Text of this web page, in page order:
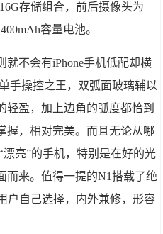
存储组合，前后摄像头为
容量电池。
就不会有iPhone手机低配却横
手操控之王，双弧面玻璃辅以
轻盈，加上边角的弧度都恰到
握，相对完美。而且无论从哪
亮”的手机，特别是在好的光
而来。值得一提的N1搭载了绝
户自己选择，内外兼修，形容